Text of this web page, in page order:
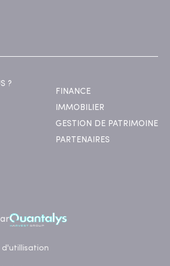
?
FINANCE
IMMOBILIER
GESTION DE PATRIMOINE
PARTENAIRES